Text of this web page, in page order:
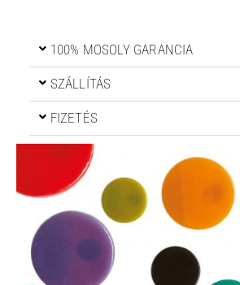
100% MOSOLY GARANCIA
SZÁLLÍTÁS
FIZETÉS